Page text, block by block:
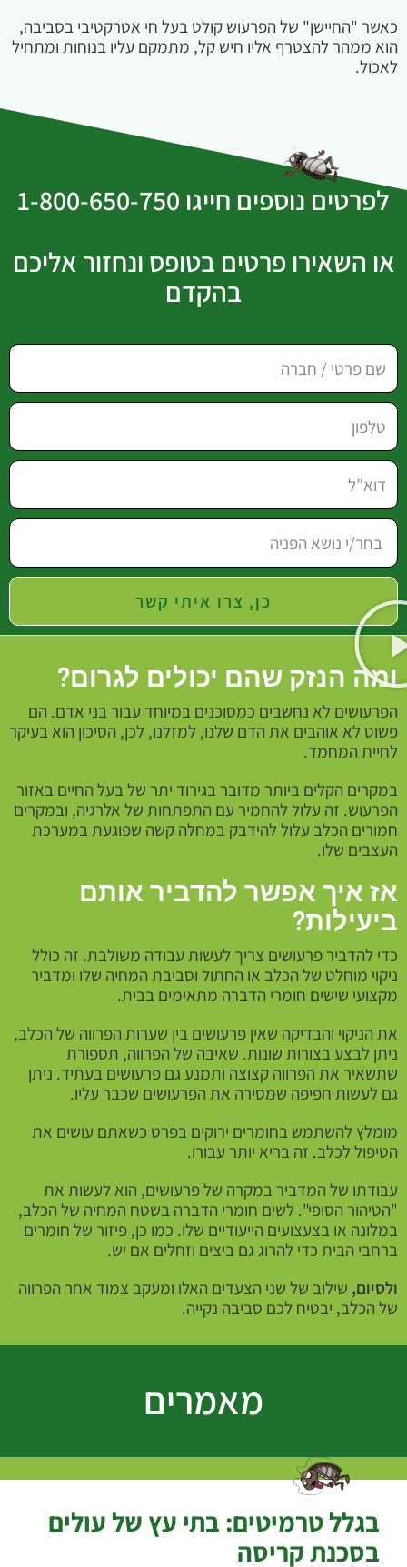
כאשר "החיישן" של הפרעוש קולט בעל חי אטרקטיבי בסביבה,
הוא ממהר להצטרף אליו חיש קל, מתמקם עליו בנוחות ומתחיל
לאכול.
לפרטים נוספים חייגו 1-800-650-750
או השאירו פרטים בטופס ונחזור אליכם
בהקדם
כן, צרו איתי קשר
ומה הנזק שהם יכולים לגרום?
הפרעושים לא נחשבים כמסוכנים במיוחד עבור בני אדם. הם
פשוט לא אוהבים את הדם שלנו, למזלנו, לכן, הסיכון הוא בעיקר
לחיית המחמד.
במקרים הקלים ביותר מדובר בגירוד יתר של בעל החיים באזור
הפרעוש. זה עלול להחמיר עם התפתחות של אלרגיה, ובמקרים
חמורים הכלב עלול להידבק במחלה קשה שפוגעת במערכת
העצבים שלו.
אז איך אפשר להדביר אותם
ביעילות?
כדי להדביר פרעושים צריך לעשות עבודה משולבת. זה כולל
ניקוי מוחלט של הכלב או החתול וסביבת המחיה שלו ומדביר
מקצועי שישים חומרי הדברה מתאימים בבית.
את הניקוי והבדיקה שאין פרעושים בין שערות הפרווה של הכלב,
ניתן לבצע בצורות שונות. שאיבה של הפרווה, תספורת
שתשאיר את הפרווה קצוצה ותמנע גם פרעושים בעתיד. ניתן
גם לעשות חפיפה שמסירה את הפרעושים שכבר עליו.
מומלץ להשתמש בחומרים ירוקים בפרט כשאתם עושים את
הטיפול לכלב. זה בריא יותר עבורו.
עבודתו של המדביר במקרה של פרעושים, הוא לעשות את
"הטיהור הסופי". לשים חומרי הדברה בשטח המחיה של הכלב,
במלונה או בצעצועים הייעודיים שלו. כמו כן, פיזור של חומרים
ברחבי הבית כדי להרוג גם ביצים וזחלים אם יש.
ולסיום, שילוב של שני הצעדים האלו ומעקב צמוד אחר הפרווה
של הכלב, יבטיח לכם סביבה נקייה.
מאמרים
בגלל טרמיטים: בתי עץ של עולים
בסכנת קריסה